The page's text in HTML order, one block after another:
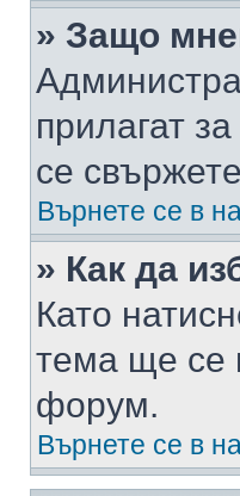
» Защо
прилагат
се
Върнете се в
» Как да
Като
тема ще се
форум.
Върнете се в